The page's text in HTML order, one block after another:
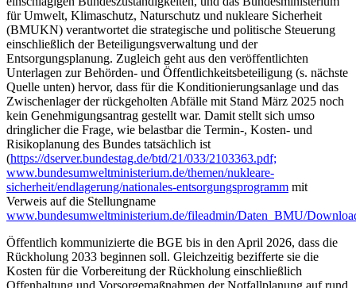
für Umwelt, Klimaschutz, Naturschutz und nukleare Sicherheit
(BMUKN) verantwortet die strategische und politische Steuerung
einschließlich der Beteiligungsverwaltung und der
Entsorgungsplanung. Zugleich geht aus den veröffentlichten
Unterlagen zur Behörden- und Öffentlichkeitsbeteiligung (s. nächste
Quelle unten) hervor, dass für die Konditionierungsanlage und das
Zwischenlager der rückgeholten Abfälle mit Stand März 2025 noch
kein Genehmigungsantrag gestellt war. Damit stellt sich umso
dringlicher die Frage, wie belastbar die Termin-, Kosten- und
Risikoplanung des Bundes tatsächlich ist
(https://dserver.bundestag.de/btd/21/033/2103363.pdf;
www.bundesumweltministerium.de/themen/nukleare-
sicherheit/endlagerung/nationales-entsorgungsprogramm mit
Verweis auf die Stellungname
www.bundesumweltministerium.de/fileadmin/Daten_BMU/
Öffentlich kommunizierte die BGE bis in den April 2026, dass die
Rückholung 2033 beginnen soll. Gleichzeitig bezifferte sie die
Kosten für die Vorbereitung der Rückholung einschließlich